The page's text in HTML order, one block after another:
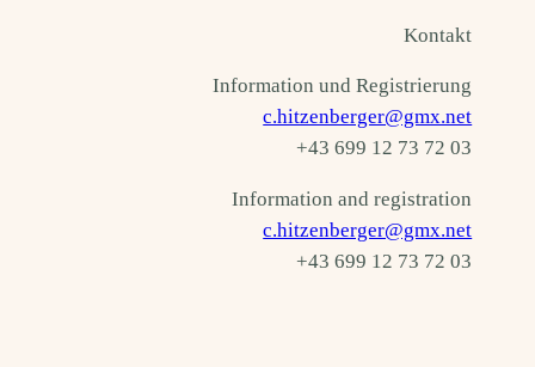
Kontakt
Information und Registrierung
c.hitzenberger@gmx.net
+43 699 12 73 72 03
Information and registration
c.hitzenberger@gmx.net
+43 699 12 73 72 03